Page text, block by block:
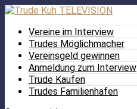
Vereine im Interview
Trudes Möglichmacher
Vereinsgeld gewinnen
Anmeldung zum Interview
Trude Kaufen
Trudes Familienhafen